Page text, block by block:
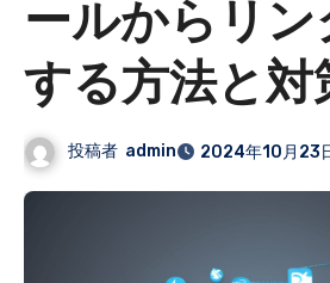
ールからリン
する方法と対
投稿者 admin 2024年10月23